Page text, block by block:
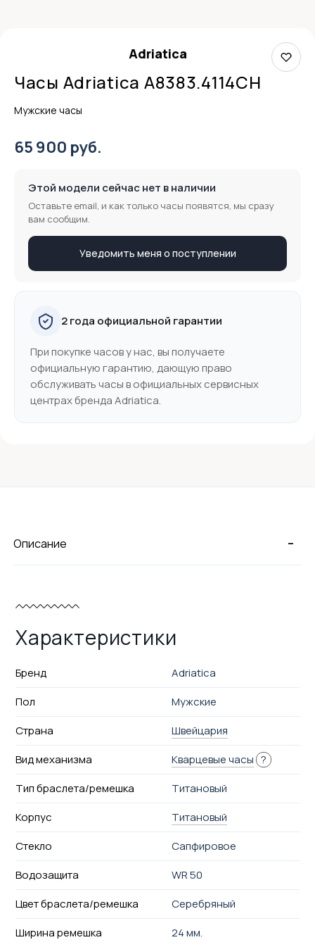
Adriatica
Часы Adriatica A8383.4114CH
Мужские часы
65 900 руб.
Этой модели сейчас нет в наличии
Оставьте email, и как только часы появятся, мы сразу
вам сообщим.
Уведомить меня о поступлении
2 года официальной гарантии
При покупке часов у нас, вы получаете
официальную гарантию, дающую право
обслуживать часы в официальных сервисных
центрах бренда Adriatica.
-
Описание
Характеристики
Бренд
Adriatica
Пол
Мужские
Страна
Швейцария
Вид механизма
Кварцевые часы ?
Тип браслета/ремешка
Титановый
Корпус
Титановый
Стекло
Сапфировое
Водозащита
WR 50
Цвет браслета/ремешка
Серебряный
Ширина ремешка
24 мм.